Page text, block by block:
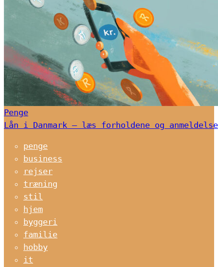
Penge
Lån i Danmark – læs forholdene og
penge
business
rejser
træning
stil
hjem
byggeri
familie
hobby
it